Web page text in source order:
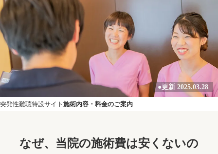
施術内容・料金
よくある質問 ご予約・お問い合わせ
●更新 2025.03.28
突発性難聴特設サイト 施術内容・料金のご案内
なぜ、当院の施術費は安くないの